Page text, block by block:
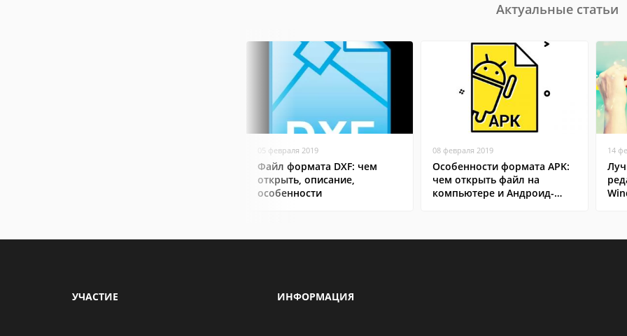
Актуальные статьи
05 февраля 2019
Файл формата DXF: чем
открыть, описание,
особенности
08 февраля 2019
Особенности формата APK:
чем открыть файл на
компьютере и Андроид-
14
УЧАСТИЕ ИНФОРМАЦИЯ